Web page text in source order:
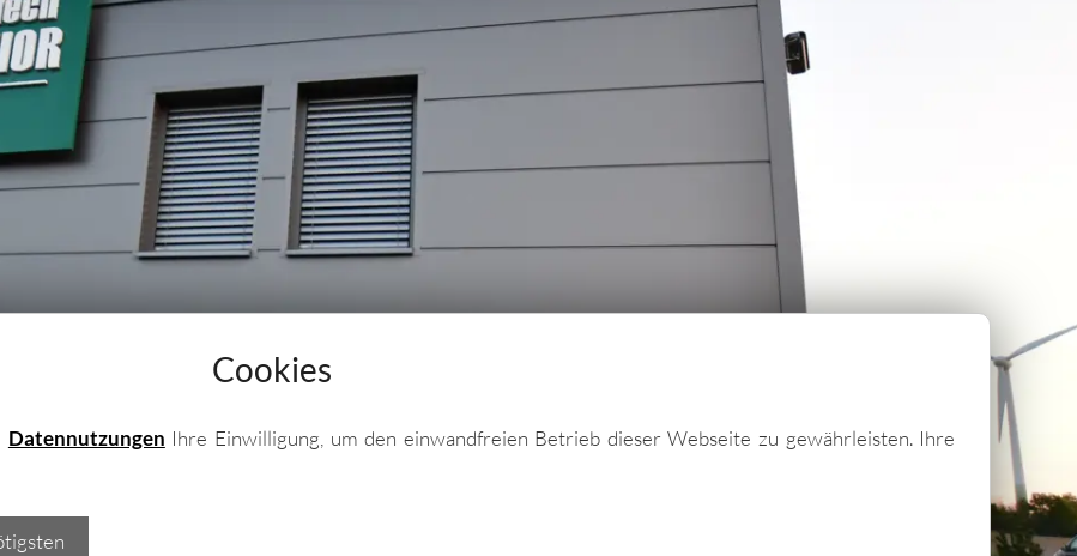
/ Profilbleche
Cookies
Datennutzungen Ihre Einwilligung, um den einwandfreien Betrieb dieser Webseite zu gewährleisten. Ihre